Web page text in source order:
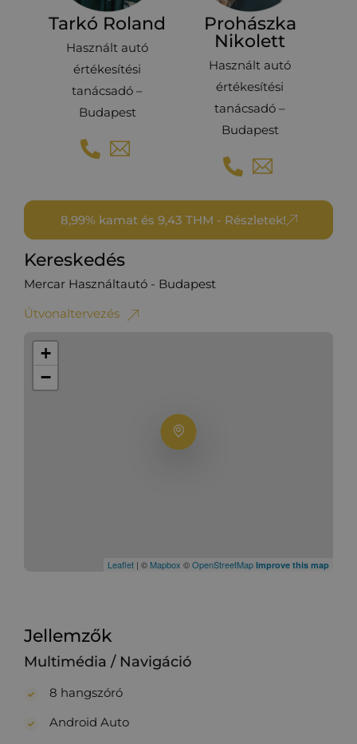
Tarkó Roland
Használt autó
értékesítési
tanácsadó –
Budapest
Prohászka
Nikolett
Használt autó
értékesítési
tanácsadó –
Budapest
8,99% kamat és 9,43 THM - Részletek!
Kereskedés
Mercar Használtautó - Budapest
Útvonaltervezés
+
−
Leaflet | © Mapbox ©OpenStreetMap Improve this map
Multimédia / Navigáció
8 hangszóró
Android Auto
Jellemzők